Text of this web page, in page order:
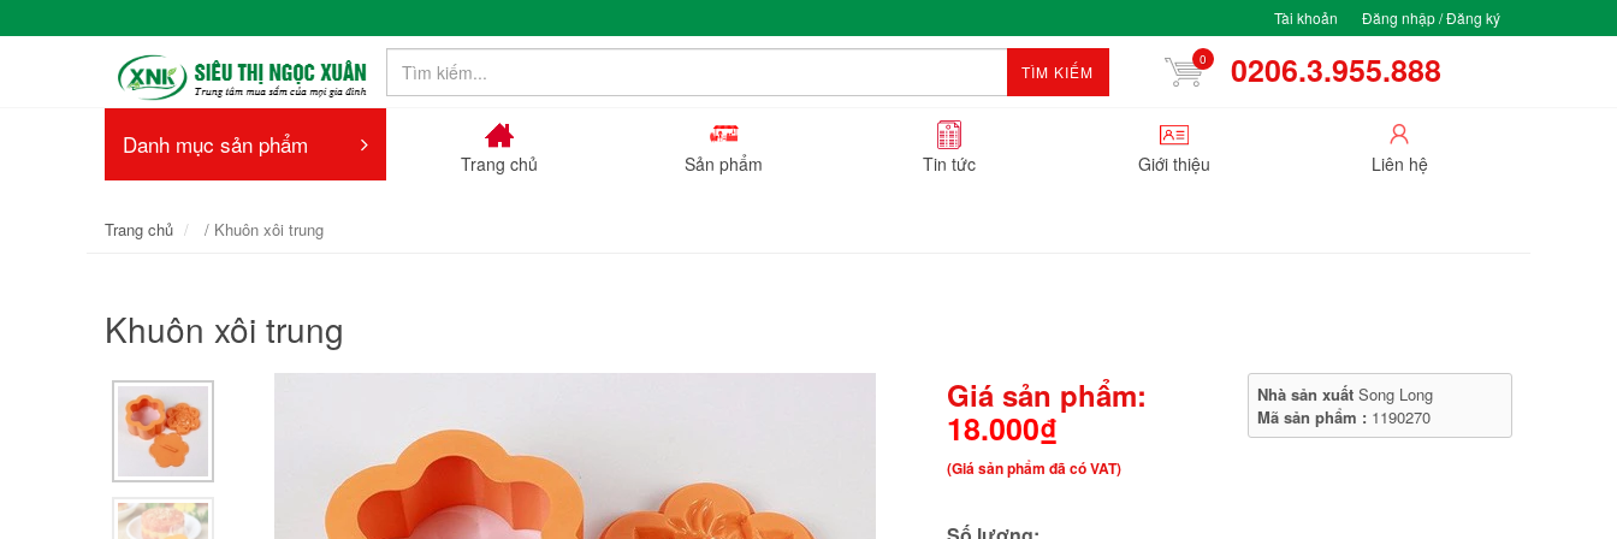
Tài khoản Đăng nhập / Đăng ký
TÌM KIẾM
0 0206.3.955.888
Danh mục sản phẩm
Trang chủ Sản phẩm Tin tức Giới thiệu Liên hệ
Trang chủ / Khuôn xôi trung
Khuôn xôi trung
Giá sản phẩm:
18.000₫
(Giá sản phẩm đã có VAT)
Nhà sản xuất Song Long
Mã sản phẩm : 1190270